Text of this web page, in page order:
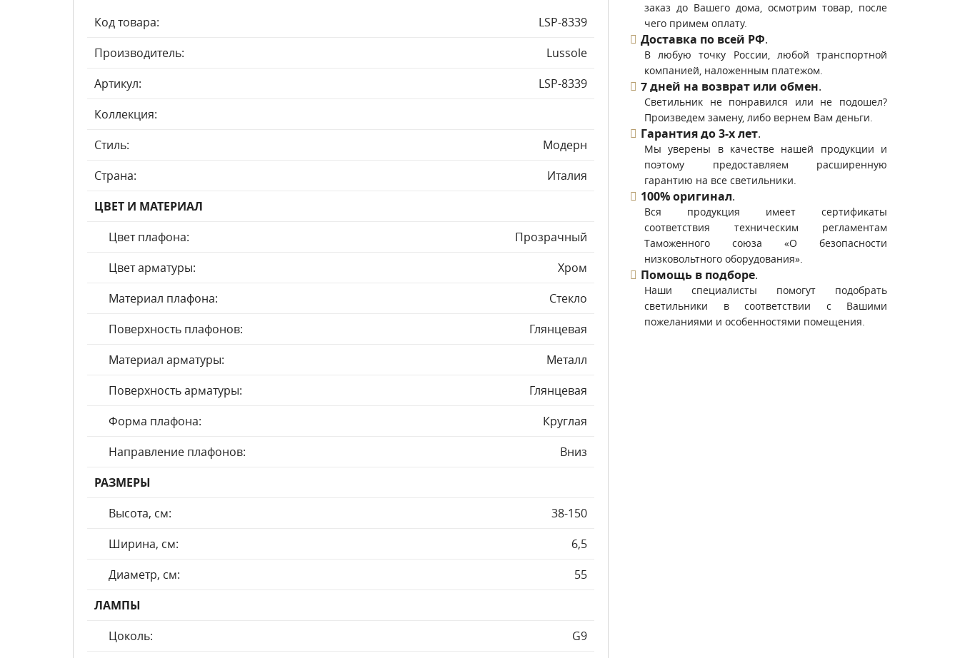
Код товара:
LSP-8339
Производитель:
Lussole
Артикул:
LSP-8339
Коллекция:
Стиль:
Модерн
Страна:
Италия
ЦВЕТ И МАТЕРИАЛ
Цвет плафона:
Прозрачный
Цвет арматуры:
Хром
Материал плафона:
Стекло
Поверхность плафонов:
Глянцевая
Материал арматуры:
Металл
Поверхность арматуры:
Глянцевая
Форма плафона:
Круглая
Направление плафонов:
Вниз
РАЗМЕРЫ
Высота, см:
38-150
Ширина, см:
6,5
Диаметр, см:
55
ЛАМПЫ
Цоколь:
G9
заказ до Вашего дома, осмотрим товар, после
чего примем оплату.
Доставка по всей РФ.
В любую точку России, любой транспортной
компанией, наложенным платежом.
7 дней на возврат или обмен.
Светильник не понравился или не подошел?
Произведем замену, либо вернем Вам деньги.
Гарантия до 3-х лет.
Мы уверены в качестве нашей продукции и
поэтому предоставляем расширенную
гарантию на все светильники.
100% оригинал.
Вся продукция имеет сертификаты
соответствия техническим регламентам
Таможенного союза «О безопасности
низковольтного оборудования».
Помощь в подборе.
Наши специалисты помогут подобрать
светильники в соответствии с Вашими
пожеланиями и особенностями помещения.